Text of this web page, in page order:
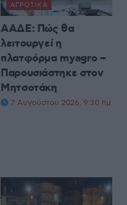
ΑΓΡΟΤΙΚΆ
ΑΑΔΕ: Πώς θα
λειτουργεί η
πλατφόρμα myagro –
Παρουσιάστηκε στον
Μητσοτάκη
7 Αυγούστου 2026, 9:30 πμ